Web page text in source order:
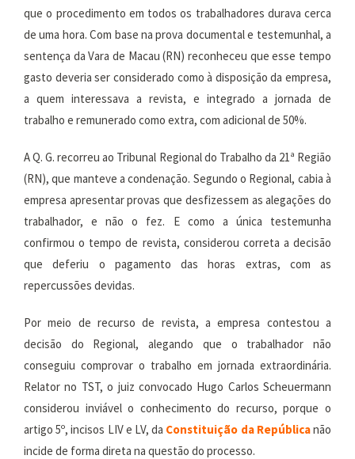
que o procedimento em todos os trabalhadores durava cerca
de uma hora. Com base na prova documental e testemunhal, a
sentença da Vara de Macau (RN) reconheceu que esse tempo
gasto deveria ser considerado como à disposição da empresa,
a quem interessava a revista, e integrado a jornada de
trabalho e remunerado como extra, com adicional de 50%.
A Q. G. recorreu ao Tribunal Regional do Trabalho da 21ª Região
(RN), que manteve a condenação. Segundo o Regional, cabia à
empresa apresentar provas que desfizessem as alegações do
trabalhador, e não o fez. E como a única testemunha
confirmou o tempo de revista, considerou correta a decisão
que deferiu o pagamento das horas extras, com as
repercussões devidas.
Por meio de recurso de revista, a empresa contestou a
decisão do Regional, alegando que o trabalhador não
conseguiu comprovar o trabalho em jornada extraordinária.
Relator no TST, o juiz convocado Hugo Carlos Scheuermann
considerou inviável o conhecimento do recurso, porque o
artigo 5º, incisos LIV e LV, da Constituição da Repúblicanão
incide de forma direta na questão do processo.